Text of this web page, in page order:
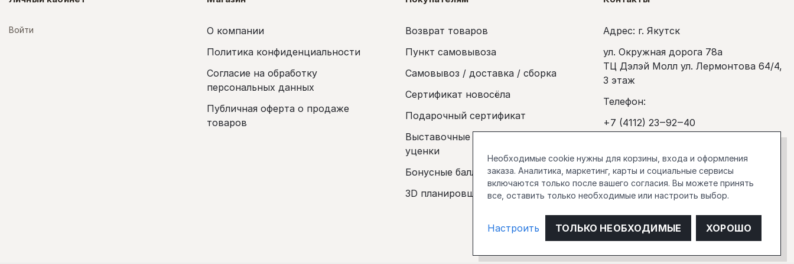
Войти
О компании
Политика конфиденциальности
Согласие на обработку
персональных данных
Публичная оферта о продаже
товаров
Возврат товаров
Пункт самовывоза
Самовывоз / доставка / сборка
Сертификат новосёла
Подарочный сертификат
Выставочные образцы и покупка
уценки
Бонусные баллы
3D планировщик
Адрес: г. Якутск
ул. Окружная дорога 78а
ТЦ Дэлэй Молл ул. Лермонтова 64/4,
3 этаж
Телефон:
+7 (4112) 23‒92‒40
Ежедневно с 10:00 до 20:00
stockholm.manager@gmail.com
Необходимые cookie нужны для корзины, входа и оформления
заказа. Аналитика, маркетинг, карты и социальные сервисы
включаются только после вашего согласия. Вы можете принять
все, оставить только необходимые или настроить выбор.
Настроить ТОЛЬКО НЕОБХОДИМЫЕ ХОРОШО